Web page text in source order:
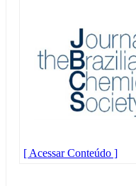
[ Acessar Conteúdo ]